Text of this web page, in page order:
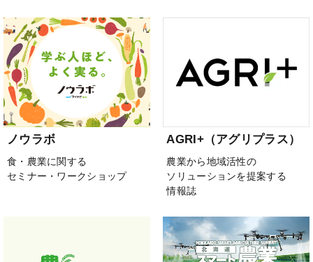
ノウラボ
食・農業に関する
セミナー・ワークショップ
AGRI+（アグリプラス）
農業から地域活性の
ソリューションを提案する
情報誌